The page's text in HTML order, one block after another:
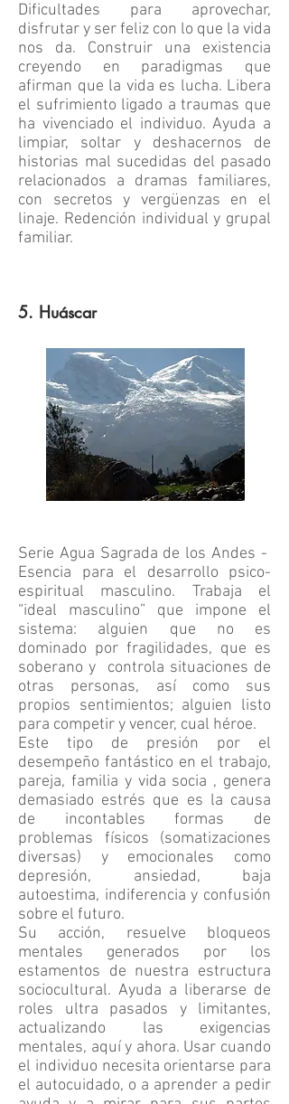
Dificultades para aprovechar,
disfrutar y ser feliz con lo que la vida
nos da. Construir una existencia
creyendo en paradigmas que
afirman que la vida es lucha. Libera
el sufrimiento ligado a traumas que
ha vivenciado el individuo. Ayuda a
limpiar, soltar y deshacernos de
historias mal sucedidas del pasado
relacionados a dramas familiares,
con secretos y vergüenzas en el
linaje. Redención individual y grupal
familiar.
5. Huáscar
Serie Agua Sagrada de los Andes -
Esencia para el desarrollo psico-
espiritual masculino. Trabaja el
“ideal masculino” que impone el
sistema: alguien que no es
dominado por fragilidades, que es
soberano y controla situaciones de
otras personas, así como sus
propios sentimientos; alguien listo
para competir y vencer, cual héroe.
Este tipo de presión por el
desempeño fantástico en el trabajo,
pareja, familia y vida socia , genera
demasiado estrés que es la causa
de incontables formas de
problemas físicos (somatizaciones
diversas) y emocionales como
depresión, ansiedad, baja
autoestima, indiferencia y confusión
sobre el futuro.
Su acción, resuelve bloqueos
mentales generados por los
estamentos de nuestra estructura
sociocultural. Ayuda a liberarse de
roles ultra pasados y limitantes,
actualizando las exigencias
mentales, aquí y ahora. Usar cuando
el individuo necesita orientarse para
el autocuidado, o a aprender a pedir